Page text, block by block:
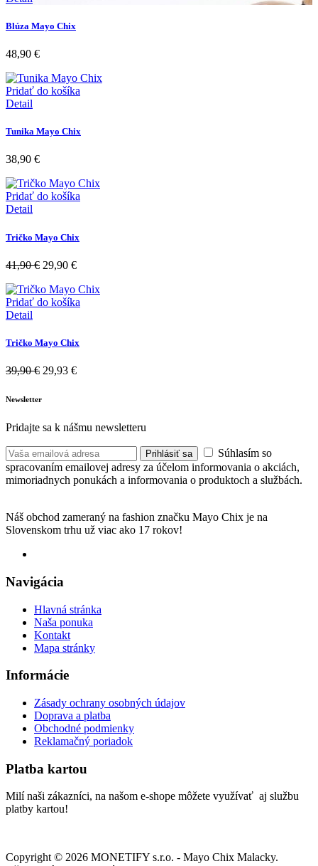
Blúza Mayo Chix
48,90 €
Pridať do košíka
Detail
Tunika Mayo Chix
38,90 €
Pridať do košíka
Detail
Tričko Mayo Chix
41,90€ 29,90 €
Pridať do košíka
Detail
Tričko Mayo Chix
39,90€ 29,93 €
Newsletter
Pridajte sa k nášmu newsletteru
Prihlásiť sa
Súhlasím so
spracovaním emailovej adresy za účelom informovania o akciách,
mimoriadnych ponukách a informovania o produktoch a službách.
Náš obchod zameraný na fashion značku Mayo Chix je na
Slovenskom trhu už viac ako 17 rokov!
Navigácia
Hlavná stránka
Naša ponuka
Kontakt
Mapa stránky
Informácie
Zásady ochrany osobných údajov
Doprava a platba
Obchodné podmienky
Reklamačný poriadok
Platba kartou
Milí naši zákazníci, na našom e-shope môžete využívať aj službu
platby kartou!
Copyright © 2026 MONETIFY s.r.o. - Mayo Chix Malacky.